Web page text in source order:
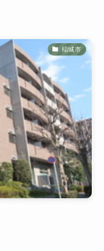
稲城市